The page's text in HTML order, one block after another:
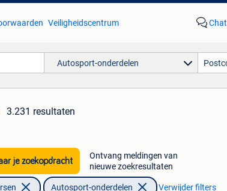
Veiligheidscentrum Chat
Autosport-onderdelen
3.231 resultaten
je zoekopdracht
Ontvang meldingen van
nieuwe zoekresultaten
Autosport-onderdelen Verwijder filters